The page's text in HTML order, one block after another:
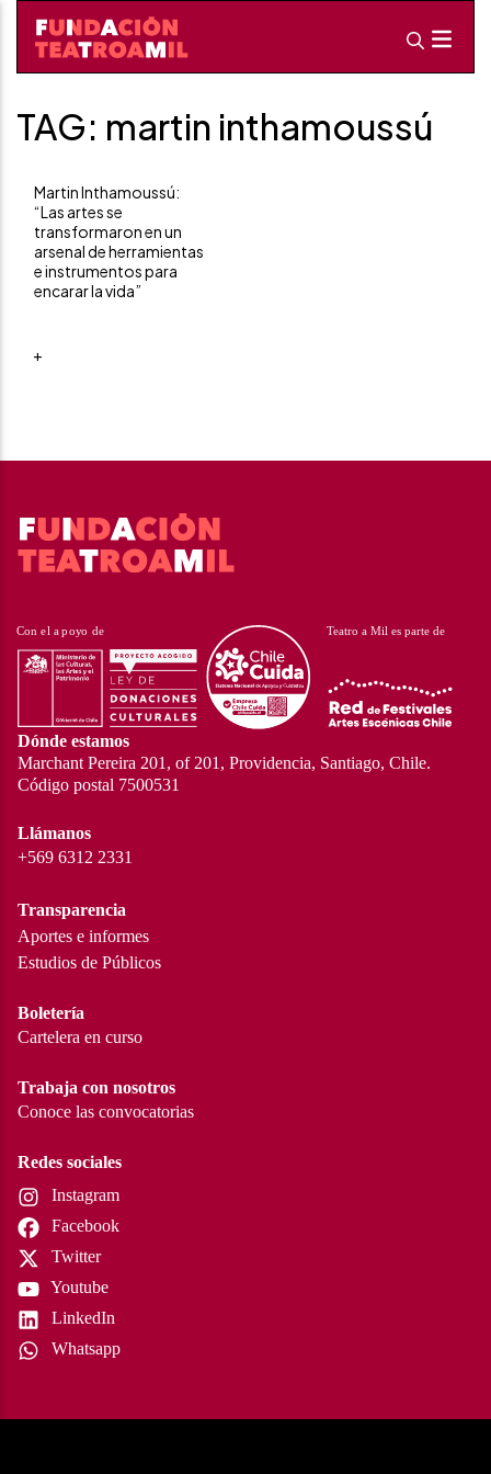
TAG: martin inthamoussú
Martin Inthamoussú:
“Las artes se
transformaron en un
arsenal de herramientas
e instrumentos para
encarar la vida”
+
Dónde estamos
Marchant Pereira 201, of 201, Providencia, Santiago, Chile.
Código postal 7500531
Llámanos
+569 6312 2331
Transparencia
Aportes e informes
Estudios de Públicos
Boletería
Cartelera en curso
Trabaja con nosotros
Conoce las convocatorias
Redes sociales
Instagram
Facebook
Twitter
Youtube
LinkedIn
Whatsapp